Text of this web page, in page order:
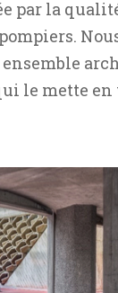
par la
le mette